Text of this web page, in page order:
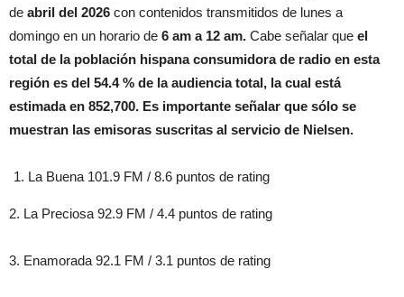
de abril del 2026 con contenidos transmitidos de lunes a
domingo en un horario de 6 am a 12 am. Cabe señalar que el
total de la población hispana consumidora de radio en esta
región es del 54.4 % de la audiencia total, la cual está
estimada en 852,700. Es importante señalar que sólo se
muestran las emisoras suscritas al servicio de Nielsen.
La Buena 101.9 FM / 8.6 puntos de rating
2. La Preciosa 92.9 FM / 4.4 puntos de rating
3. Enamorada 92.1 FM / 3.1 puntos de rating